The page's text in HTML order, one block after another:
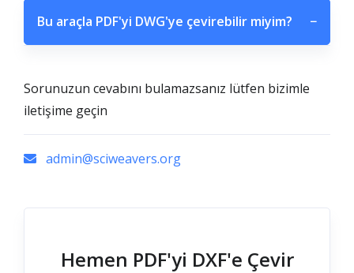
Bu araçla PDF'yi DWG'ye çevirebilir miyim? −
Sorunuzun cevabını bulamazsanız lütfen bizimle
iletişime geçin
admin@sciweavers.org
Hemen PDF'yi DXF'e Çevir